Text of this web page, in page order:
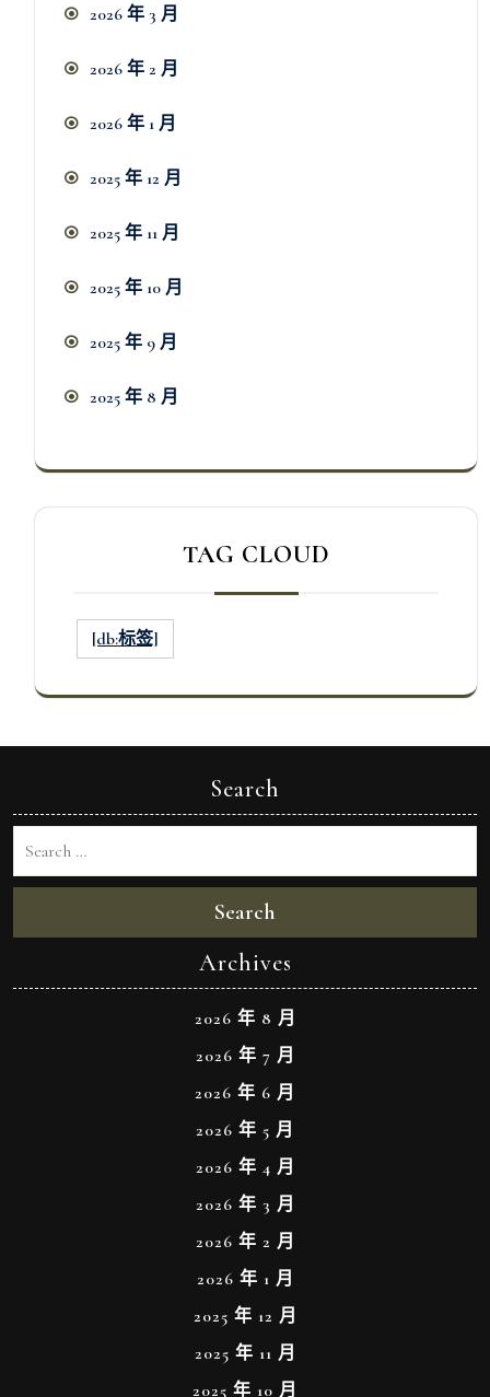
2026 年 3 月
2026 年 2 月
2026 年 1 月
2025 年 12 月
2025 年 11 月
2025 年 10 月
2025 年 9 月
2025 年 8 月
TAG CLOUD
[db:标签]
Search
Search
Archives
2026 年 8 月
2026 年 7 月
2026 年 6 月
2026 年 5 月
2026 年 4 月
2026 年 3 月
2026 年 2 月
2026 年 1 月
2025 年 12 月
2025 年 11 月
2025 年 10 月